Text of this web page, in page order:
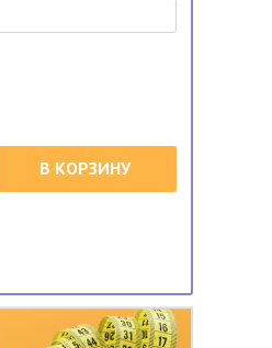
В КОРЗИНУ